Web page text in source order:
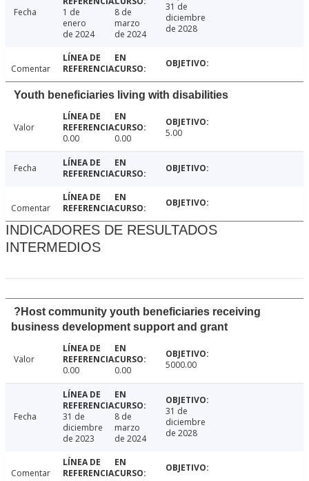
Fecha
1 de
enero
de 2024
8 de
marzo
de 2024
31 de
diciembre
de 2028
Comentar
Youth beneficiaries living with disabilities
Valor
0.00
0.00 5.00
Fecha
Comentar
INDICADORES DE RESULTADOS
INTERMEDIOS
?Host community youth beneficiaries receiving
business development support and grant
Valor
0.00
0.00 5000.00
Fecha
31 de
diciembre
de 2023
8 de
marzo
de 2024
31 de
diciembre
de 2028
Comentar